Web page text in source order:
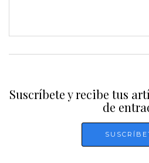
Suscríbete y recibe tus
de